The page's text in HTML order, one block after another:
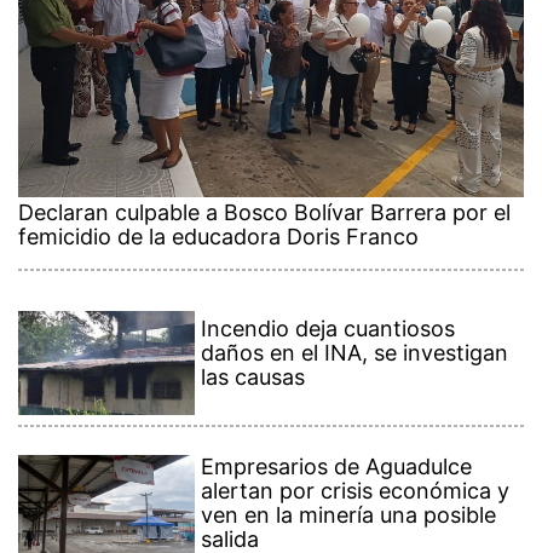
Declaran culpable a Bosco Bolívar Barrera por el
femicidio de la educadora Doris Franco
Incendio deja cuantiosos
daños en el INA, se investigan
las causas
Empresarios de Aguadulce
alertan por crisis económica y
ven en la minería una posible
salida